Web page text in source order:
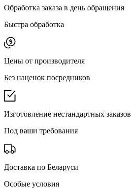
Обработка заказа в день обращения
Быстра обработка
Цены от производителя
Без наценок посредников
Изготовление нестандартных заказов
Под ваши требования
Доставка по Беларуси
Особые условия